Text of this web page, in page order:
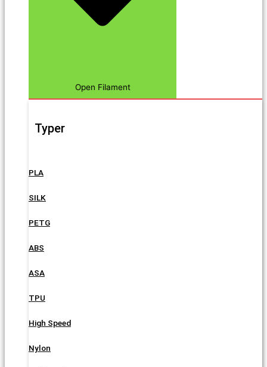
Open Filament
Typer
PLA
SILK
PETG
ABS
ASA
TPU
High Speed
Nylon